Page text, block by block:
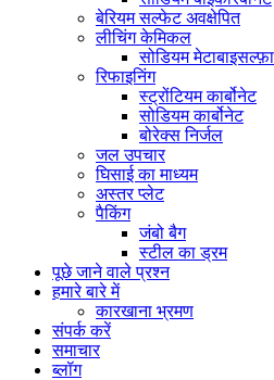
बेरियम सल्फेट अवक्षेपित
लीचिंग केमिकल
सोडियम
रिफाइनिंग
स्ट्रोंटियम कार्बोनेट
सोडियम कार्बोनेट
बोरेक्स निर्जल
जल उपचार
घिसाई का माध्यम
अस्तर प्लेट
पैकिंग
जंबो बैग
स्टील का ड्रम
पूछे जाने वाले प्रश्न
हमारे बारे में
कारखाना भ्रमण
संपर्क करें
समाचार
ब्लॉग